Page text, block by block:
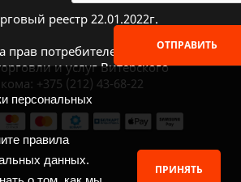
реестр 22.01.2022г.
прав потребителей:
и услуг Витебского
+375 (212) 43-68-22
ОТПРАВИТЬ
персональных
правила
данных.
ПРИНЯТЬ